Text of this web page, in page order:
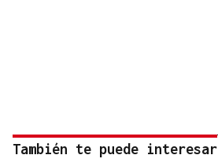
También te puede interesar